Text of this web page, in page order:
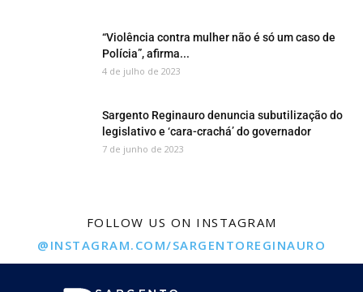
“Violência contra mulher não é só um caso de
Polícia”, afirma...
4 de julho de 2023
Sargento Reginauro denuncia subutilização do
legislativo e ‘cara-crachá’ do governador
7 de junho de 2023
FOLLOW US ON INSTAGRAM
@INSTAGRAM.COM/SARGENTOREGINAURO